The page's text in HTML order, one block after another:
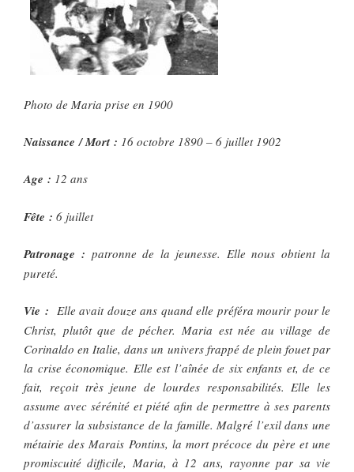
Photo de Maria prise en 1900
Naissance / Mort : 16 octobre 1890 – 6 juillet 1902
Age : 12 ans
Fête : 6 juillet
Patronage : patronne de la jeunesse. Elle nous obtient la
pureté.
Vie : Elle avait douze ans quand elle préféra mourir pour le
Christ, plutôt que de pécher. Maria est née au village de
Corinaldo en Italie, dans un univers frappé de plein fouet par
la crise économique. Elle est l’aînée de six enfants et, de ce
fait, reçoit très jeune de lourdes responsabilités. Elle les
assume avec sérénité et piété afin de permettre à ses parents
d’assurer la subsistance de la famille. Malgré l’exil dans une
métairie des Marais Pontins, la mort précoce du père et une
promiscuité difficile, Maria, à 12 ans, rayonne par sa vie